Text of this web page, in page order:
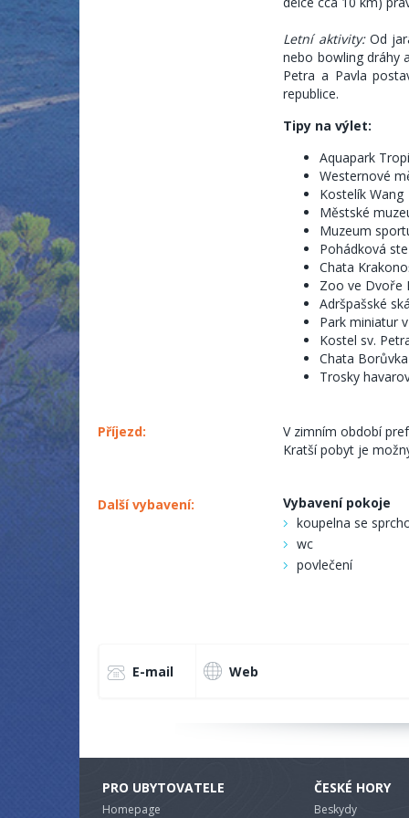
V ceně NENÍ zahrnutý poplatek OÚ. Výše poplatku
Při zrušení pobytu více než 30 dnů před
Při příjezdu je vybrán doplatek ceny pobytu,
Letní aktivity:Od
nebo bowling dráhy
Petra a Pavla
republice.
Tipy na výlet:
Aquapark
Westernové
Kostelík Wang
Městské
Muzeum
Pohádková
Chata
Zoo ve Dvoře
Adršpašské
Park miniatur
Kostel sv.
Chata
Trosky
Příjezd:
V zimním období
Kratší pobyt je
Další vybavení:
Vybavení pokoje
koupelna se
wc
povlečení
E-mail Web
PRO UBYTOVATELE
Homepage
ČESKÉ HORY
Beskydy